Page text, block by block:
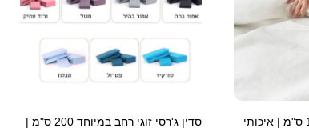
סדין ג'רסי זוגי רחב 180 ס"מ | איכותי
ניתן
האפשרויות
בעמוד
סדין ג'רסי זוגי רחב במיוחד 200 ס"מ |
ניתן
לבחור
את
בעמוד